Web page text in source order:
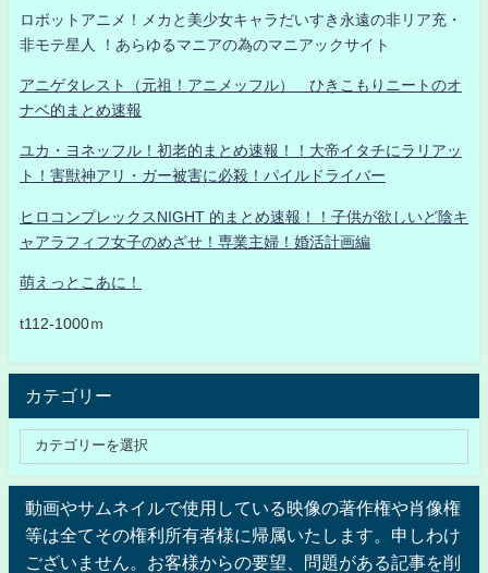
ロボットアニメ！メカと美少女キャラだいすき永遠の非リア充・
非モテ星人 ！あらゆるマニアの為のマニアックサイト
アニゲタレスト（元祖！アニメッフル） ひきこもりニートのオ
ナベ的まとめ速報
ユカ・ヨネッフル！初老的まとめ速報！！大帝イタチにラリアッ
ト！害獣神アリ・ガー被害に必殺！パイルドライバー
ヒロコンプレックスNIGHT 的まとめ速報！！子供が欲しいど陰キ
ャアラフィフ女子のめざせ！専業主婦！婚活計画編
萌えっとこあに！
t112-1000ｍ
カテゴリー
動画やサムネイルで使用している映像の著作権や肖像権
等は全てその権利所有者様に帰属いたします。申しわけ
ございません。お客様からの要望、問題がある記事を削